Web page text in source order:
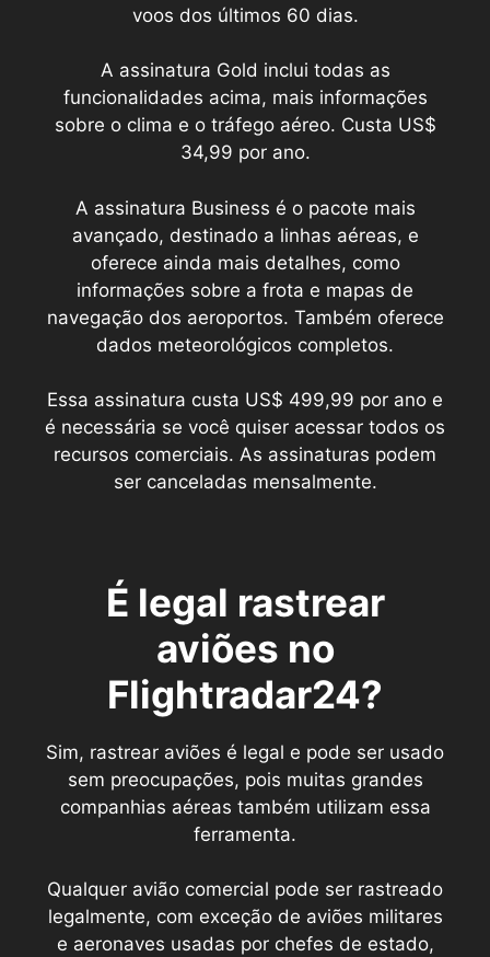
voos dos últimos 60 dias.
A assinatura Gold inclui todas as
funcionalidades acima, mais informações
sobre o clima e o tráfego aéreo. Custa US$
34,99 por ano.
A assinatura Business é o pacote mais
avançado, destinado a linhas aéreas, e
oferece ainda mais detalhes, como
informações sobre a frota e mapas de
navegação dos aeroportos. Também oferece
dados meteorológicos completos.
Essa assinatura custa US$ 499,99 por ano e
é necessária se você quiser acessar todos os
recursos comerciais. As assinaturas podem
ser canceladas mensalmente.
É legal rastrear
aviões no
Flightradar24?
Sim, rastrear aviões é legal e pode ser usado
sem preocupações, pois muitas grandes
companhias aéreas também utilizam essa
ferramenta.
Qualquer avião comercial pode ser rastreado
legalmente, com exceção de aviões militares
e aeronaves usadas por chefes de estado,